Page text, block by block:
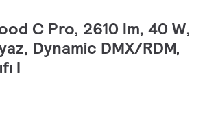
C Pro, 2610 lm, 40 W,
Dynamic DMX/RDM,
I